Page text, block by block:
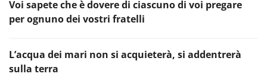
Voi sapete che è dovere di ciascuno di voi pregare
per ognuno dei vostri fratelli
L’acqua dei mari non si acquieterà, si addentrerà
sulla terra